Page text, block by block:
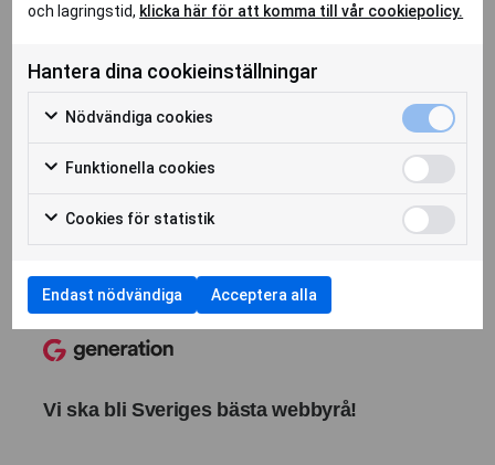
Vem är du?
veteran som trivs med att skotta snö.
Ansökan
RING nedanstående kontaktperson, redan
Vi ska bli Sveriges bästa webbyrå!
och lagringstid, klicka här för att komma till vår cookiepolicy.
Hantera dina cookieinställningar
Nödvändiga cookies
Funktionella cookies
Cookies för statistik
Endast nödvändiga Acceptera alla